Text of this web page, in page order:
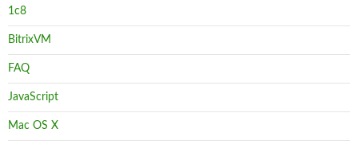
1с8
BitrixVM
FAQ
JavaScript
Mac OS X